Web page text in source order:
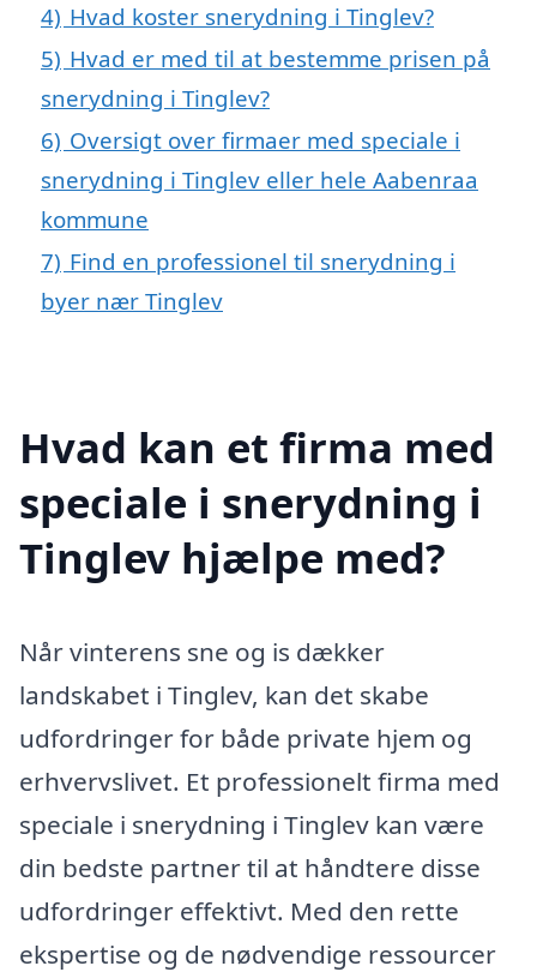
4) Hvad koster snerydning i Tinglev?
5) Hvad er med til at bestemme prisen på
snerydning i Tinglev?
6) Oversigt over firmaer med speciale i
snerydning i Tinglev eller hele Aabenraa
kommune
7) Find en professionel til snerydning i
byer nær Tinglev
Hvad kan et firma med
speciale i snerydning i
Tinglev hjælpe med?
Når vinterens sne og is dækker
landskabet i Tinglev, kan det skabe
udfordringer for både private hjem og
erhvervslivet. Et professionelt firma med
speciale i snerydning i Tinglev kan være
din bedste partner til at håndtere disse
udfordringer effektivt. Med den rette
ekspertise og de nødvendige ressourcer